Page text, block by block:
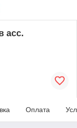
асс.
Оплата